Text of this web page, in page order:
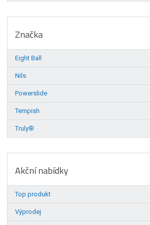
Značka
Eight Ball
Nils
Powerslide
Tempish
Truly®
Akční nabídky
Top produkt
Výprodej